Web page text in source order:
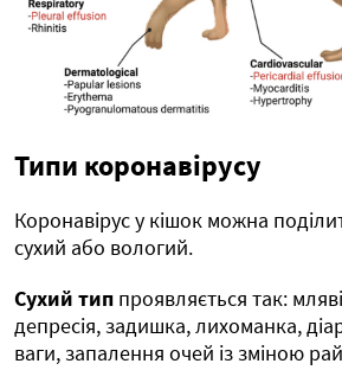
Типи коронавірусу
Коронавірус у кішок можна
сухий або вологий.
Сухий тип проявляється так:
депресія, задишка, лихоманка,
ваги, запалення очей із зміною